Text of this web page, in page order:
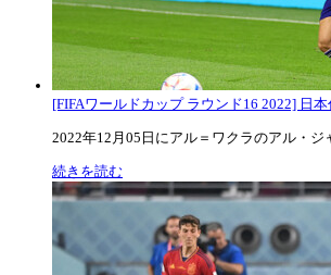
[FIFAワールドカップ ラウンド16 2022] 日
2022年12月05日にアル＝ワクラのアル・
続きを読む